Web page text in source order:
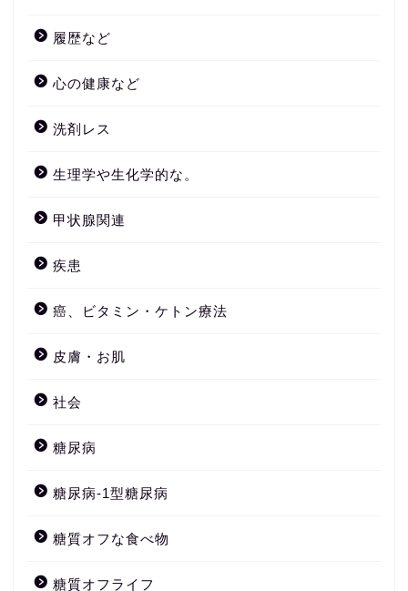
履歴など
心の健康など
洗剤レス
生理学や生化学的な。
甲状腺関連
疾患
癌、ビタミン・ケトン療法
皮膚・お肌
社会
糖尿病
糖尿病-1型糖尿病
糖質オフな食べ物
糖質オフライフ